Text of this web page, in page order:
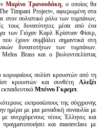
Μαρίνο Τρανουδάκη, ο οποίος θα
Timpani Project», αφιερωμένη στα
στον σολιστικό ρόλο των τυμπάνων,
τους δυνατότητες μέσα από ένα
των Γιόχαν Καρλ Κρίστιαν Φίσερ,
έχουν συμβάλει σημαντικά στη
δυνατοτήτων των τυμπάνων.
Brass και ο βιολοντσελίστας
κορυφαίους σολίστ κρουστών από τη
κρουστών και συνθέτη Αλεξέι
Μπέννυ Γκρεμπ.
εκπροσώπους της σύγχρονης
ημέρα με μια μοναδική συναυλία με
ανερχόμενους νέους Έλληνες και
και masterclass με